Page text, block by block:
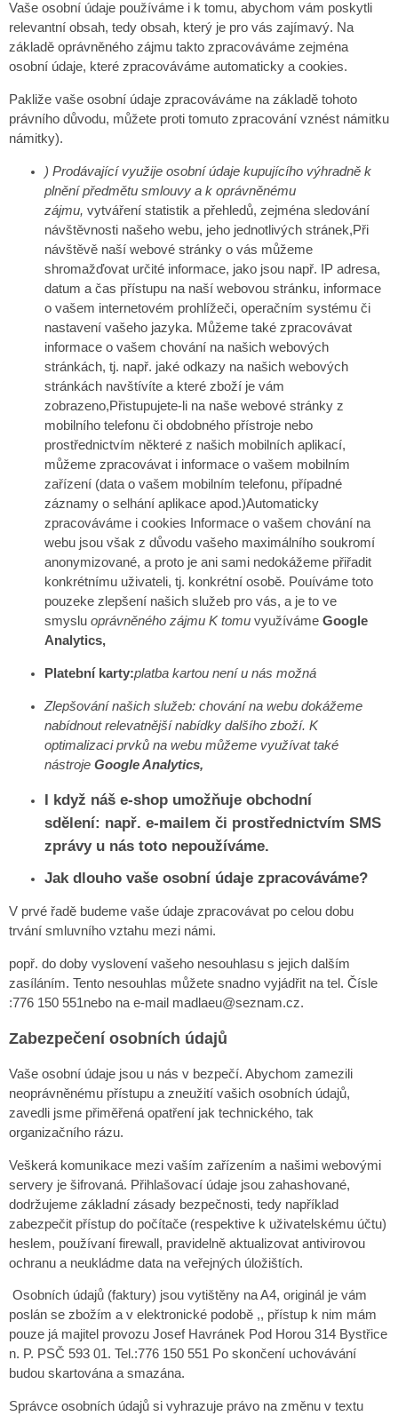
Vaše osobní údaje používáme i k tomu, abychom vám poskytli
relevantní obsah, tedy obsah, který je pro vás zajímavý. Na
základě oprávněného zájmu takto zpracováváme zejména
osobní údaje, které zpracováváme automaticky a cookies.
Pakliže vaše osobní údaje zpracováváme na základě tohoto
právního důvodu, můžete proti tomuto zpracování vznést námitku
námitky).
) Prodávající využije osobní údaje kupujícího výhradně k
plnění předmětu smlouvy a k oprávněnému
zájmu, vytváření statistik a přehledů, zejména sledování
návštěvnosti našeho webu, jeho jednotlivých stránek,Při
návštěvě naší webové stránky o vás můžeme
shromažďovat určité informace, jako jsou např. IP adresa,
datum a čas přístupu na naší webovou stránku, informace
o vašem internetovém prohlížeči, operačním systému či
nastavení vašeho jazyka. Můžeme také zpracovávat
informace o vašem chování na našich webových
stránkách, tj. např. jaké odkazy na našich webových
stránkách navštívíte a které zboží je vám
zobrazeno,Přistupujete-li na naše webové stránky z
mobilního telefonu či obdobného přístroje nebo
prostřednictvím některé z našich mobilních aplikací,
můžeme zpracovávat i informace o vašem mobilním
zařízení (data o vašem mobilním telefonu, případné
záznamy o selhání aplikace apod.)Automaticky
zpracováváme i cookies Informace o vašem chování na
webu jsou však z důvodu vašeho maximálního soukromí
anonymizované, a proto je ani sami nedokážeme přiřadit
konkrétnímu uživateli, tj. konkrétní osobě. Pouíváme toto
pouzeke zlepšení našich služeb pro vás, a je to ve
smyslu oprávněného zájmu K tomu využíváme Google
Analytics,
Platební karty:platba kartou není u nás možná
Zlepšování našich služeb: chování na webu dokážeme
nabídnout relevatnější nabídky dalšího zboží. K
optimalizaci prvků na webu můžeme využívat také
nástroje Google Analytics,
I když náš e-shop umožňuje obchodní
sdělení: např. e-mailem či prostřednictvím SMS
zprávy u nás toto nepoužíváme.
Jak dlouho vaše osobní údaje zpracováváme?
V prvé řadě budeme vaše údaje zpracovávat po celou dobu
trvání smluvního vztahu mezi námi.
popř. do doby vyslovení vašeho nesouhlasu s jejich dalším
zasíláním. Tento nesouhlas můžete snadno vyjádřit na tel. Čísle
:776 150 551nebo na e-mail madlaeu@seznam.cz.
Zabezpečení osobních údajů
Vaše osobní údaje jsou u nás v bezpečí. Abychom zamezili
neoprávněnému přístupu a zneužití vašich osobních údajů,
zavedli jsme přiměřená opatření jak technického, tak
organizačního rázu.
Veškerá komunikace mezi vaším zařízením a našimi webovými
servery je šifrovaná. Přihlašovací údaje jsou zahashované,
dodržujeme základní zásady bezpečnosti, tedy například
zabezpečit přístup do počítače (respektive k uživatelskému účtu)
heslem, používaní firewall, pravidelně aktualizovat antivirovou
ochranu a neukládme data na veřejných úložištích.
Osobních údajů (faktury) jsou vytištěny na A4, originál je vám
poslán se zbožím a v elektronické podobě ,, přístup k nim mám
pouze já majitel provozu Josef Havránek Pod Horou 314 Bystřice
n. P. PSČ 593 01. Tel.:776 150 551 Po skončení uchovávání
budou skartována a smazána.
Správce osobních údajů si vyhrazuje právo na změnu v textu